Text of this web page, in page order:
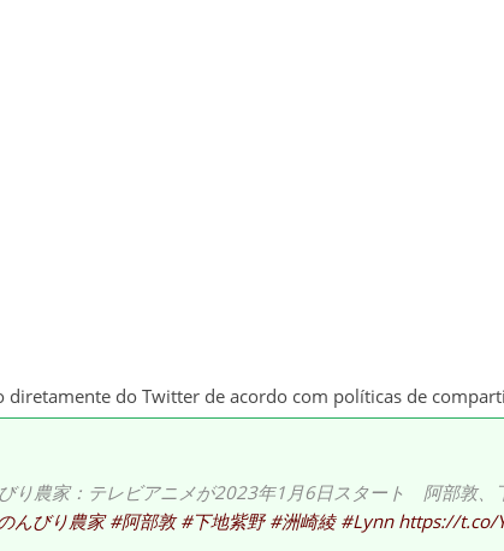
diretamente do Twitter de acordo com políticas de
り農家：テレビアニメが2023年1月6日スタート 阿部敦、
んびり農家 #阿部敦 #下地紫野 #洲崎綾 #Lynn https://t.co/